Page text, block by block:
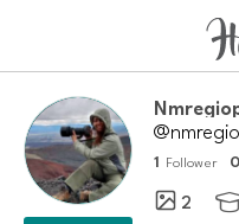
1 Follower 0
2